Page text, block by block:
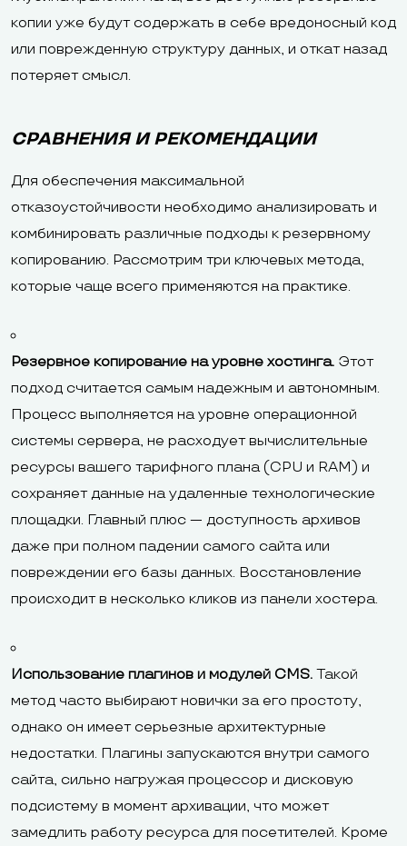
копии уже будут содержать в себе вредоносный код
или поврежденную структуру данных, и откат назад
потеряет смысл.
СРАВНЕНИЯ И РЕКОМЕНДАЦИИ
Для обеспечения максимальной
отказоустойчивости необходимо анализировать и
комбинировать различные подходы к резервному
копированию. Рассмотрим три ключевых метода,
которые чаще всего применяются на практике.
Резервное копирование на уровне хостинга. Этот
подход считается самым надежным и автономным.
Процесс выполняется на уровне операционной
системы сервера, не расходует вычислительные
ресурсы вашего тарифного плана (CPU и RAM) и
сохраняет данные на удаленные технологические
площадки. Главный плюс — доступность архивов
даже при полном падении самого сайта или
повреждении его базы данных. Восстановление
происходит в несколько кликов из панели хостера.
Использование плагинов и модулей CMS. Такой
метод часто выбирают новички за его простоту,
однако он имеет серьезные архитектурные
недостатки. Плагины запускаются внутри самого
сайта, сильно нагружая процессор и дисковую
подсистему в момент архивации, что может
замедлить работу ресурса для посетителей. Кроме